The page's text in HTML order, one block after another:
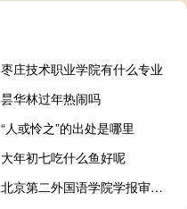
枣庄技术职业学院有什么专业
昙华林过年热闹吗
“人或怜之”的出处是哪里
大年初七吃什么鱼好呢
北京第二外国语学院学报审稿（北京第二外国语学院学报简介）